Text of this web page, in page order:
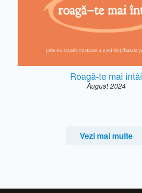
Roagă-te mai întâi
August 2024
Vezi mai multe